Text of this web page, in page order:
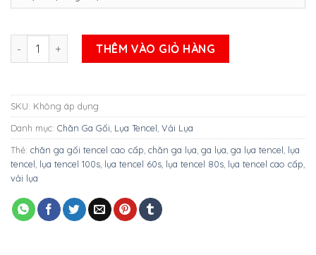
BỘ GA LỤA TENCEL CAO CẤP 60S ( Mẫu 16 ) số lượng
THÊM VÀO GIỎ HÀNG
SKU: Không áp dụng
Danh mục: Chăn Ga Gối Lụa Tencel Vải Lụa
Thẻ: chăn ga gối tencel cao cấp chăn ga lụa ga lụa ga lụa tencel lụa
tencel lụa tencel 100s lụa tencel 60s lụa tencel 80s lụa tencel cao cấp
vải lụa